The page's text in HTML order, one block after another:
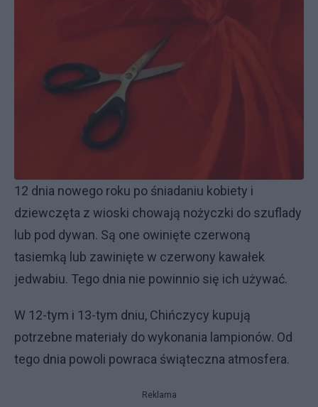
12 dnia nowego roku po śniadaniu kobiety i
dziewczęta z wioski chowają nożyczki do szuflady
lub pod dywan. Są one owinięte czerwoną
tasiemką lub zawinięte w czerwony kawałek
jedwabiu. Tego dnia nie powinnio się ich używać.
W 12-tym i 13-tym dniu, Chińczycy kupują
potrzebne materiały do wykonania lampionów. Od
tego dnia powoli powraca świąteczna atmosfera.
Reklama